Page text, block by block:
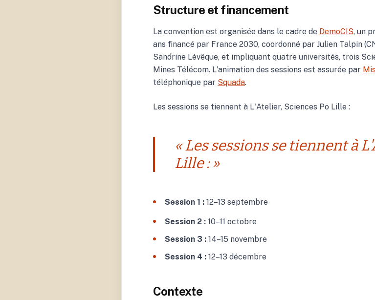
Structure et financement
La convention est organisée dans le cadre de DemoCIS, un
ans financé par France 2030, coordonné par Julien Talpin
Sandrine Lévêque, et impliquant quatre universités, trois
Mines Télécom. L'animation des sessions est assurée par
téléphonique par Squada.
Les sessions se tiennent à L'Atelier, Sciences Po Lille :
« Les sessions se tiennent à
Lille : »
Session 1 : 12–13 septembre
Session 2 : 10–11 octobre
Session 3 : 14–15 novembre
Session 4 : 12–13 décembre
Contexte